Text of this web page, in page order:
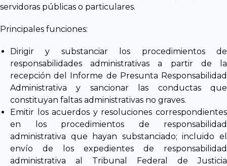
servidoras públicas o particulares.
Principales funciones:
Dirigir y substanciar los procedimientos de
responsabilidades administrativas a partir de la
recepción del Informe de Presunta Responsabilidad
Administrativa y sancionar las conductas que
constituyan faltas administrativas no graves.
Emitir los acuerdos y resoluciones correspondientes
en los procedimientos de responsabilidad
administrativa que hayan substanciado; incluido el
envío de los expedientes de responsabilidad
administrativa al Tribunal Federal de Justicia